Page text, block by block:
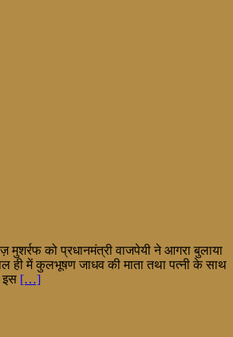
को प्रधानमंत्री वाजपेयी ने आगरा बुलाया
ही में कुलभूषण जाधव की माता तथा पत्नी के साथ
इस […]